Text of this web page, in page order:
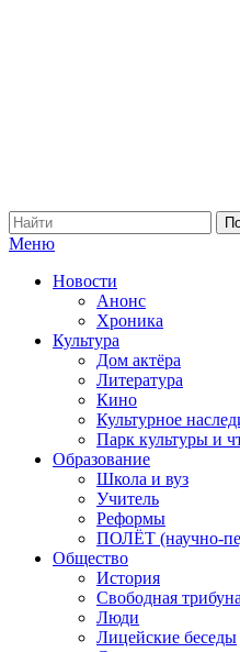
Меню
Новости
Анонс
Хроника
Культура
Дом актёра
Литература
Кино
Культурное
Парк культуры и
Образование
Школа и вуз
Учитель
Реформы
ПОЛЁТ (научно-
Общество
История
Свободная трибуна
Люди
Лицейские беседы